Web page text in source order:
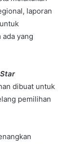
laporan
yang
dibuat untuk
pemilihan